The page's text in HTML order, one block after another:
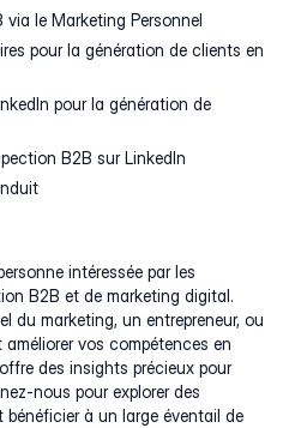
le Marketing Personnel
pour la génération de clients en
pour la génération de
B2B sur LinkedIn
intéressée par les
B2B et de marketing digital.
du marketing, un entrepreneur, ou
vos compétences en
des insights précieux pour
nous pour explorer des
à un large éventail de